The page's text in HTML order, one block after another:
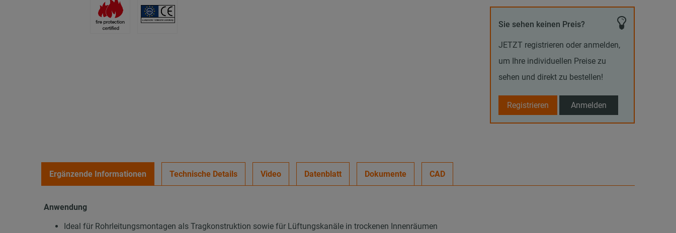
Sie sehen keinen Preis?
JETZT registrieren oder anmelden,
um Ihre individuellen Preise zu
sehen und direkt zu bestellen!
Registrieren Anmelden
Ergänzende Informationen Technische Details Video Datenblatt Dokumente CAD
Anwendung
Ideal für Rohrleitungsmontagen als Tragkonstruktion sowie für Lüftungskanäle in trockenen Innenräumen